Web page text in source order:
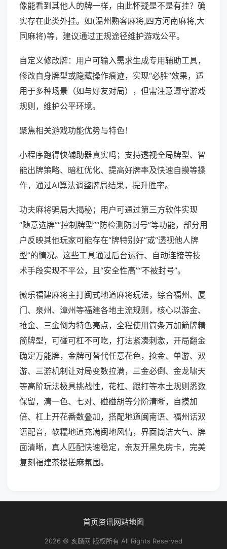
像能看到其他人的牌一样，由此怀疑是不是有挂？确
实存在此类外挂。如(温州熟客麻将,四方河南麻将,大
同麻将)等，建议通过正规途径维护游戏公平。
自定义修改牌：用户可输入需求生成专用辅助工具，
修改自身牌型或隐藏操作痕迹，实现“必胜”效果，适
用于多种场景（如与好友对局），但需注意遵守游戏
规则，维护公平环境。
聚焦相关游戏功能优势与特色！
小程序跑得快辅助器真实吗；支持透视全局牌型、智
能出牌策略、暗杠优化、提高好牌率及快速自摸等操
作，通过AI算法调整牌局结果，提升胜率。
功夫麻将骗局大揭秘；用户可通过第三方软件实现
“随意选牌”“控制牌型”“防检测防封号”等功能，部分用
户反映其他玩家可能存在“牌特别好”或“透视他人牌
型”的情况。这些工具通过后台运行、自动连接等技
术手段实现不平公，且“安全性高”“不被封号”。
微乐福建麻将主打闽式地道麻将玩法，综合福州、厦
门、泉州、漳州等福建各地主流规则，核心以游金、
抢金、三金倒为特色亮点，全程使用筒条万加箭牌精
简牌型，可碰可杠不可吃，打法紧凑刺激，开局翻金
确定万能牌，金牌可替代任意花色，抢金、单游、双
游、三游机制让对局变数拉满，三金必倒、金龙啸天
等高阶玩法极具挑战性，花杠、跟打等本土规则悉数
保留，清一色、七对、碰碰胡等分阶清晰，自摸加
倍、杠上开花番数叠加，搭配地道闽南语、福州话双
语配音，软糯地道充满闽地风情，界面简洁大气、牌
面清晰，真人匹配快速稳定，亲友开黑免房卡，完美
复刻福建茶楼搓麻氛围。
首页资讯网站地图
2026 © 亥麟网 版权所有 All Rights Reserved